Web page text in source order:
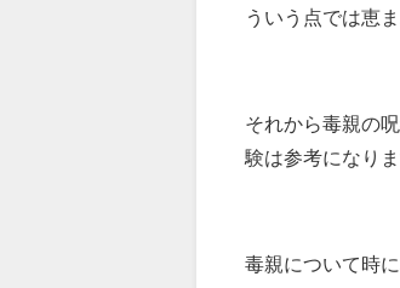
ういう点では恵
それから毒親の
験は参考になりま
毒親について時